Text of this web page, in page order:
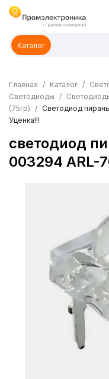
Каталог
Главная Каталог
Светодиоды
(75гр)
Светодиод
Уценка!!!
светодиод
003294 ARL-